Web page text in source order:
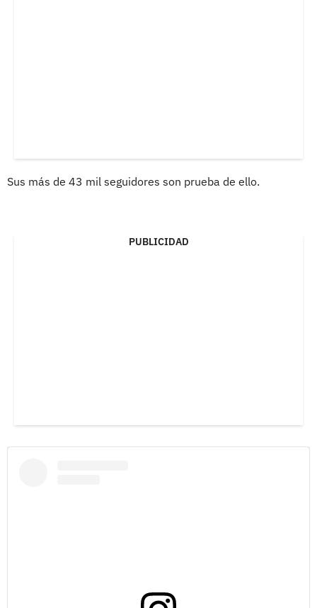
Sus más de 43 mil seguidores son prueba de ello.
PUBLICIDAD